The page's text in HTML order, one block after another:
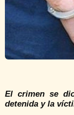
El crimen se
detenida y la